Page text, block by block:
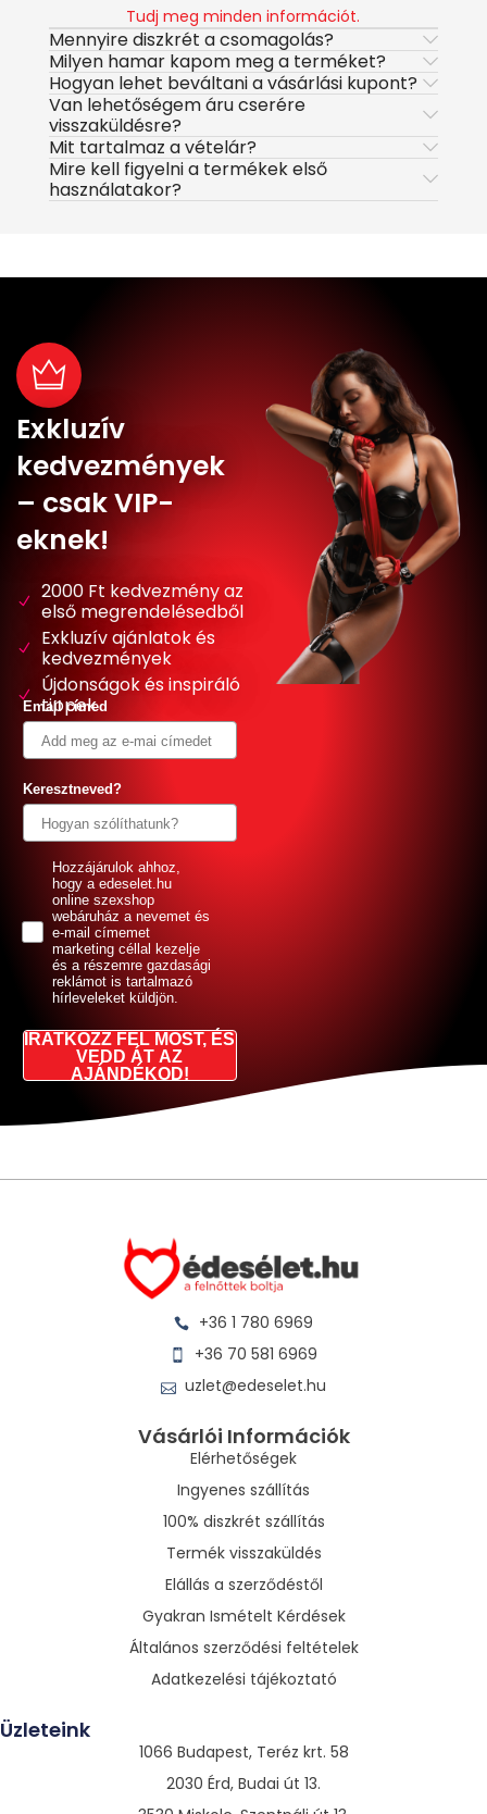
Tudj meg minden információt.
Mennyire diszkrét a csomagolás?
Milyen hamar kapom meg a terméket?
Hogyan lehet beváltani a vásárlási kupont?
Van lehetőségem áru cserére
visszaküldésre?
Mit tartalmaz a vételár?
Mire kell figyelni a termékek első
használatakor?
Exkluzív
kedvezmények
– csak VIP-
eknek!
2000 Ft kedvezmény az
első megrendelésedből
Exkluzív ajánlatok és
kedvezmények
Újdonságok és inspiráló
tippek
Email címed
Keresztneved?
GDPRHozzájárulok ahhoz,
hogy a edeselet.hu
online szexshop
webáruház a nevemet és
e-mail címemet
marketing céllal kezelje
és a részemre gazdasági
reklámot is tartalmazó
hírleveleket küldjön.
IRATKOZZ FEL MOST, ÉS
VEDD ÁT AZ
AJÁNDÉKOD!
+36 1 780 6969
+36 70 581 6969
uzlet@edeselet.hu
Vásárlói Információk
Elérhetőségek
Ingyenes szállítás
100% diszkrét szállítás
Termék visszaküldés
Elállás a szerződéstől
Gyakran Ismételt Kérdések
Általános szerződési feltételek
Adatkezelési tájékoztató
Üzleteink
1066 Budapest, Teréz krt. 58
2030 Érd, Budai út 13.